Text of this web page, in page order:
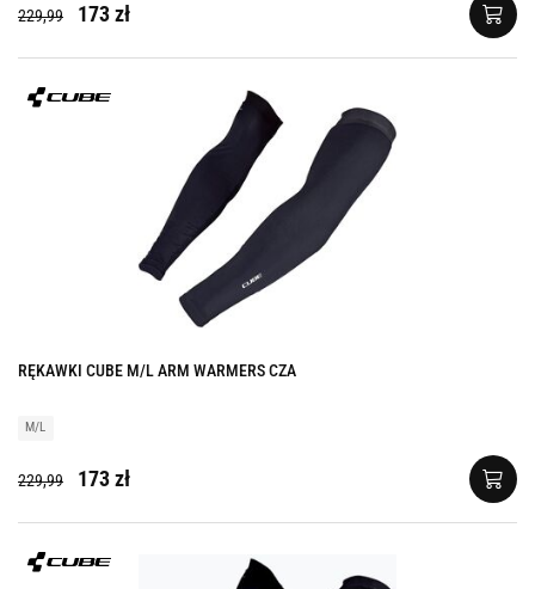
229,99 173 zł
RĘKAWKI CUBE M/L ARM WARMERS CZA
M/L
229,99 173 zł